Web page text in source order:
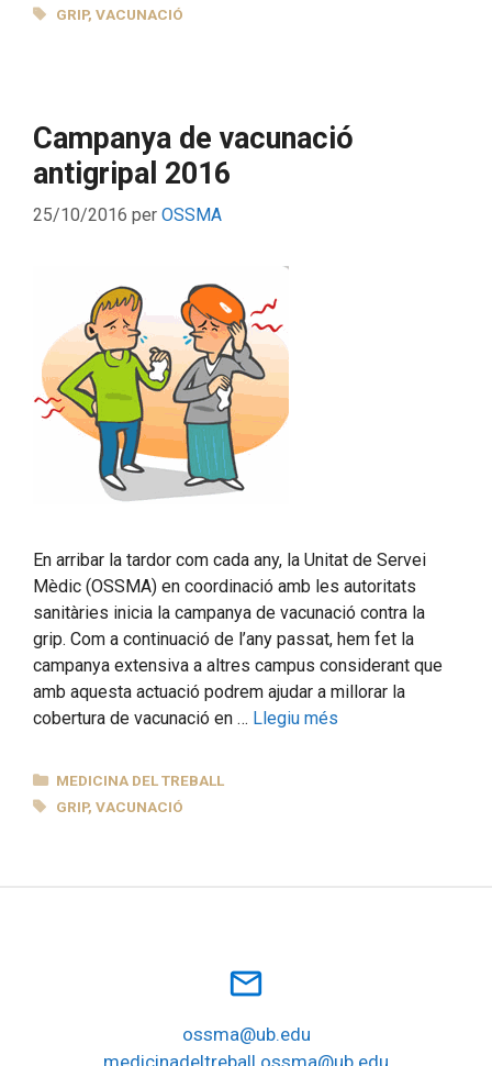
ETIQUETES
GRIP,VACUNACIÓ
Campanya de vacunació
antigripal 2016
25/10/2016 per OSSMA
En arribar la tardor com cada any, la Unitat de Servei
Mèdic (OSSMA) en coordinació amb les autoritats
sanitàries inicia la campanya de vacunació contra la
grip. Com a continuació de l’any passat, hem fet la
campanya extensiva a altres campus considerant que
amb aquesta actuació podrem ajudar a millorar la
cobertura de vacunació en … Llegiu més
CATEGORIES
MEDICINA DEL TREBALL
ETIQUETES
GRIP,VACUNACIÓ
mail_outline
ossma@ub.edu
medicinadeltreball.ossma@ub.edu